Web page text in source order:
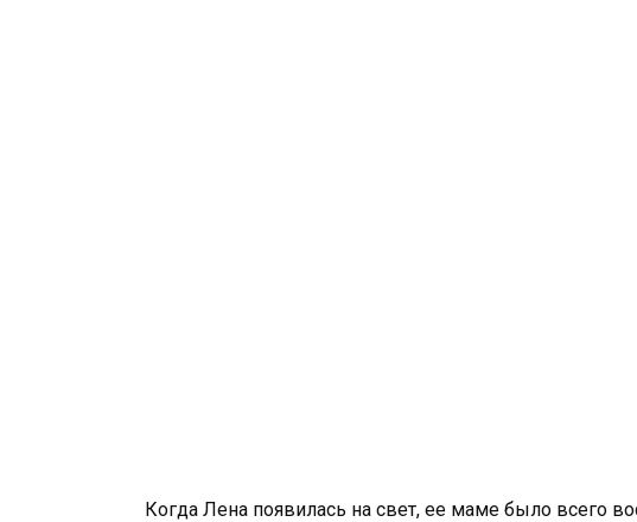
Когда Лена появилась на свет, ее маме было всего